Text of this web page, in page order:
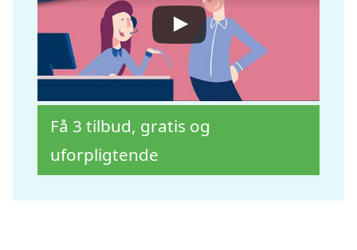
Få 3 tilbud, gratis og
uforpligtende